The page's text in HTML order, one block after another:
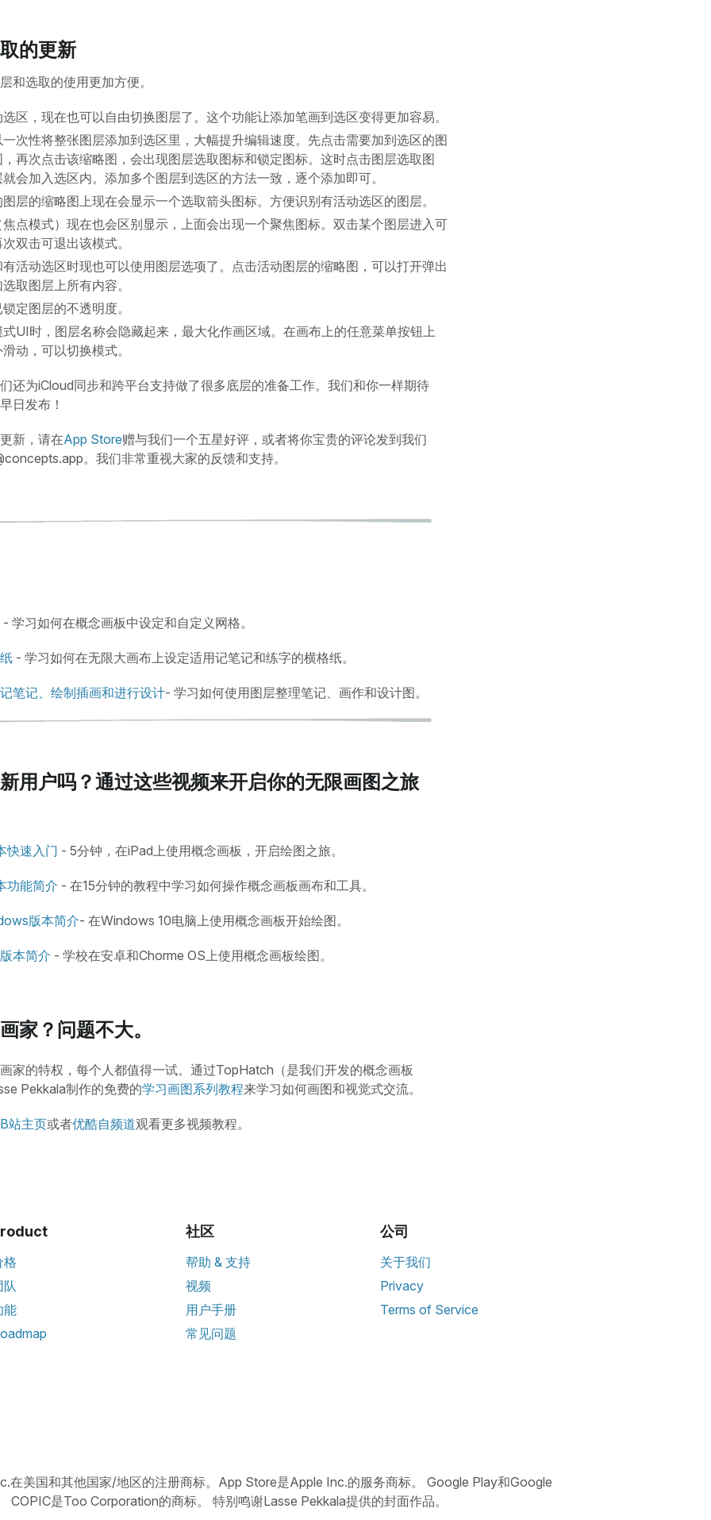
的更新
和选取的使用更加方便。
区，现在也可以自由切换图层了。这个功能让添加笔画到选区变得更加容易。
次性将整张图层添加到选区里，大幅提升编辑速度。先点击需要加到选区的图
再次点击该缩略图，会出现图层选取图标和锁定图标。这时点击图层选取图
会加入选区内。添加多个图层到选区的方法一致，逐个添加即可。
层的缩略图上现在会显示一个选取箭头图标。方便识别有活动选区的图层。
点模式）现在也会区别显示，上面会出现一个聚焦图标。双击某个图层进入可
双击可退出该模式。
活动选区时现也可以使用图层选项了。点击活动图层的缩略图，可以打开弹出
取图层上所有内容。
定图层的不透明度。
UI时，图层名称会隐藏起来，最大化作画区域。在画布上的任意菜单按钮上
动，可以切换模式。
还为iCloud同步和跨平台支持做了很多底层的准备工作。我们和你一样期待
日发布！
新，请在App Store赠与我们一个五星好评，或者将你宝贵的评论发到我们
。我们非常重视大家的反馈和支持。
- 学习如何在概念画板中设定和自定义网格。
- 学习如何在无限大画布上设定适用记笔记和练字的横格纸。
笔记、绘制插画和进行设计- 学习如何使用图层整理笔记、画作和设计图。
用户吗？通过这些视频来开启你的无限画图之旅
快速入门 - 5分钟，在iPad上使用概念画板，开启绘图之旅。
功能简介 - 在15分钟的教程中学习如何操作概念画板画布和工具。
版本简介- 在Windows 10电脑上使用概念画板开始绘图。
本简介 - 学校在安卓和Chorme OS上使用概念画板绘图。
家？问题不大。
家的特权，每个人都值得一试。通过TopHatch（是我们开发的概念画板
Pekkala制作的免费的学习画图系列教程来学习如何画图和视觉式交流。
B站主页或者优酷自频道观看更多视频教程。
格
队
能
社区
帮助 & 支持
视频
用户手册
常见问题
公司
关于我们
Privacy
Terms of Service
在美国和其他国家/地区的注册商标。App Store是Apple Inc.的服务商标。 Google Play和Google
COPIC是Too Corporation的商标。 特别鸣谢Lasse Pekkala提供的封面作品。